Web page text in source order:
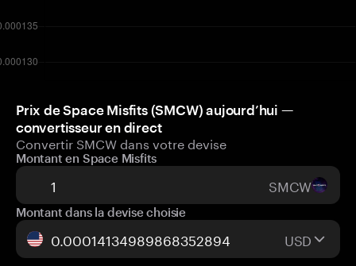
Prix de Space Misfits (SMCW) aujourd’hui —
convertisseur en direct
Convertir SMCW dans votre devise
Montant en Space Misfits
SMCW
Montant dans la devise choisie
USD